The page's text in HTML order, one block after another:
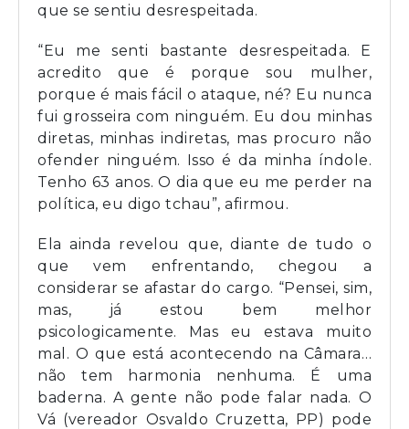
que se sentiu desrespeitada.
“Eu me senti bastante desrespeitada. E
acredito que é porque sou mulher,
porque é mais fácil o ataque, né? Eu nunca
fui grosseira com ninguém. Eu dou minhas
diretas, minhas indiretas, mas procuro não
ofender ninguém. Isso é da minha índole.
Tenho 63 anos. O dia que eu me perder na
política, eu digo tchau”, afirmou.
Ela ainda revelou que, diante de tudo o
que vem enfrentando, chegou a
considerar se afastar do cargo. “Pensei, sim,
mas, já estou bem melhor
psicologicamente. Mas eu estava muito
mal. O que está acontecendo na Câmara…
não tem harmonia nenhuma. É uma
baderna. A gente não pode falar nada. O
Vá (vereador Osvaldo Cruzetta, PP) pode